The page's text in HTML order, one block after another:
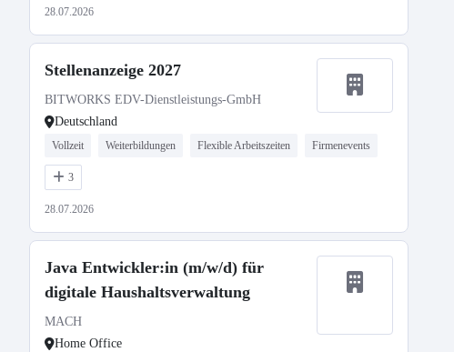
28.07.2026
Stellenanzeige 2027
BITWORKS EDV-Dienstleistungs-GmbH
Deutschland
Vollzeit Weiterbildungen Flexible Arbeitszeiten Firmenevents
3
28.07.2026
Java Entwickler:in (m/w/d) für
digitale Haushaltsverwaltung
MACH
Home Office